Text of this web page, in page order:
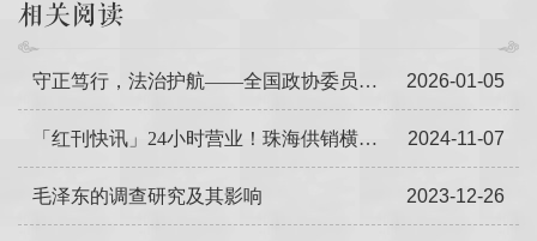
相关阅读
2026-01-05
守正笃行，法治护航——全国政协委员、红刊杂志法律总顾问陈华强新年寄语
2024-11-07
「红刊快讯」24小时营业！珠海供销横琴服务中心揭牌成立
2023-12-26
毛泽东的调查研究及其影响